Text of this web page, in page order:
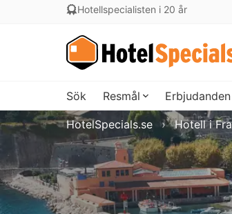
Hotellspecialisten i 20 år
Sök Resmål Erbjudanden
HotelSpecials.se Hotell i